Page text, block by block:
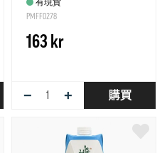
Tc - 强推荐!
有現貨
PMFF0278
163 kr
− + 購買